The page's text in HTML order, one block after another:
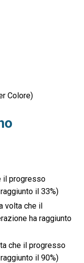
Colore)
il progresso
il 33%)
volta che il
ha raggiunto
che il progresso
il 90%)